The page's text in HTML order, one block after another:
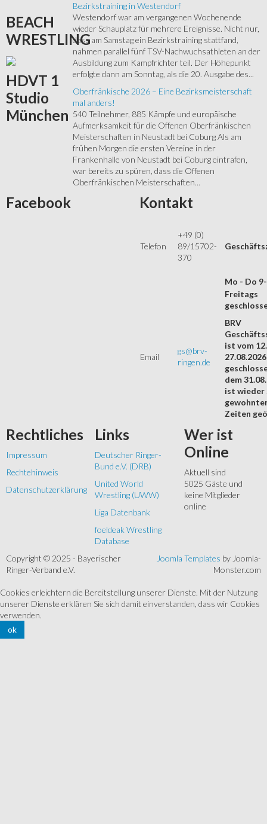
Bezirkstraining in Westendorf
Westendorf war am vergangenen Wochenende
wieder Schauplatz für mehrere Ereignisse. Nicht nur,
dass am Samstag ein Bezirkstraining stattfand,
nahmen parallel fünf TSV-Nachwuchsathleten an der
Ausbildung zum Kampfrichter teil. Der Höhepunkt
erfolgte dann am Sonntag, als die 20. Ausgabe des...
Oberfränkische 2026 – Eine Bezirksmeisterschaft
mal anders!
540 Teilnehmer, 885 Kämpfe und europäische
Aufmerksamkeit für die Offenen Oberfränkischen
Meisterschaften in Neustadt bei Coburg Als am
frühen Morgen die ersten Vereine in der
Frankenhalle von Neustadt bei Coburg eintrafen,
war bereits zu spüren, dass die Offenen
Oberfränkischen Meisterschaften...
BEACH
WRESTLING
HDVT 1
Studio
München
Facebook Kontakt
Telefon
+49 (0)
89/15702-
370
Mo - Do
Email
gs@brv-
ringen.de
Freitags
BRV
ist vom
27.08.2026
dem
ist wieder
Zeiten
Rechtliches
Impressum
Rechtehinweis
Datenschutzerklärung
Links
Deutscher Ringer-
Bund e.V. (DRB)
United World
Wrestling (UWW)
Liga Datenbank
foeldeak Wrestling
Database
Wer ist
Online
Aktuell sind
5025 Gäste und
keine Mitglieder
online
Copyright © 2025 - Bayerischer
Ringer-Verband e.V.
Joomla Templates by Joomla-
Monster.com
Cookies erleichtern die Bereitstellung unserer Dienste. Mit der Nutzung
unserer Dienste erklären Sie sich damit einverstanden, dass wir Cookies
verwenden.
ok